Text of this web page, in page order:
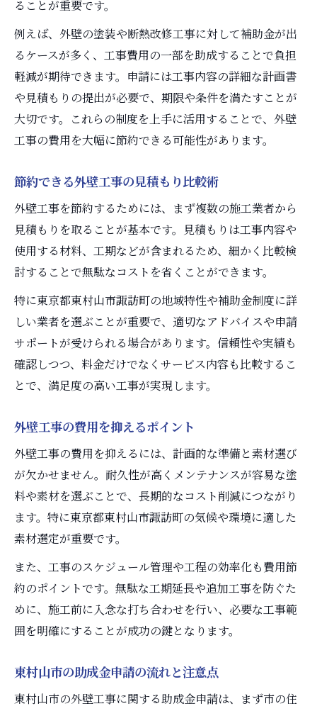
外壁工事の補助金申請は今が狙い目
外壁工事の相談窓口活用でお得に進める
外壁工事の計画で損しない進め方
外壁工事で知っておきたい補助制度の活用術
東村山市住宅補助金の仕組みを解説
外壁工事で使える制度は何がある？
外壁工事の助成金を無駄なく利用する方法
外壁工事の補助制度最新動向をチェック
信頼できる外壁工事業者選びのコツとは
外壁工事業者選びで節約するチェックポイ
ント
口コミや実績重視の外壁工事業者探し方
外壁工事の信頼性を見抜くための基準
外壁工事の無料相談を活用する方法
外壁工事業者との見積もり比較で賢く選択
外壁工事の費用管理で後悔しないポイント
外壁工事の予算オーバーを防ぐ注意点
費用明細で分かる外壁工事の節約術
外壁工事の資金計画と助成金の連携
外壁工事に必要な見積もり項目の確認
ることが重要です。
例えば、外壁の塗装や断熱改修工事に対して補助金が出
るケースが多く、工事費用の一部を助成することで負担
軽減が期待できます。申請には工事内容の詳細な計画書
や見積もりの提出が必要で、期限や条件を満たすことが
大切です。これらの制度を上手に活用することで、外壁
工事の費用を大幅に節約できる可能性があります。
節約できる外壁工事の見積もり比較術
外壁工事を節約するためには、まず複数の施工業者から
見積もりを取ることが基本です。見積もりは工事内容や
使用する材料、工期などが含まれるため、細かく比較検
討することで無駄なコストを省くことができます。
特に東京都東村山市諏訪町の地域特性や補助金制度に詳
しい業者を選ぶことが重要で、適切なアドバイスや申請
サポートが受けられる場合があります。信頼性や実績も
確認しつつ、料金だけでなくサービス内容も比較するこ
とで、満足度の高い工事が実現します。
外壁工事の費用を抑えるポイント
外壁工事の費用を抑えるには、計画的な準備と素材選び
が欠かせません。耐久性が高くメンテナンスが容易な塗
料や素材を選ぶことで、長期的なコスト削減につながり
ます。特に東京都東村山市諏訪町の気候や環境に適した
素材選定が重要です。
また、工事のスケジュール管理や工程の効率化も費用節
約のポイントです。無駄な工期延長や追加工事を防ぐた
めに、施工前に入念な打ち合わせを行い、必要な工事範
囲を明確にすることが成功の鍵となります。
東村山市の助成金申請の流れと注意点
東村山市の外壁工事に関する助成金申請は、まず市の住